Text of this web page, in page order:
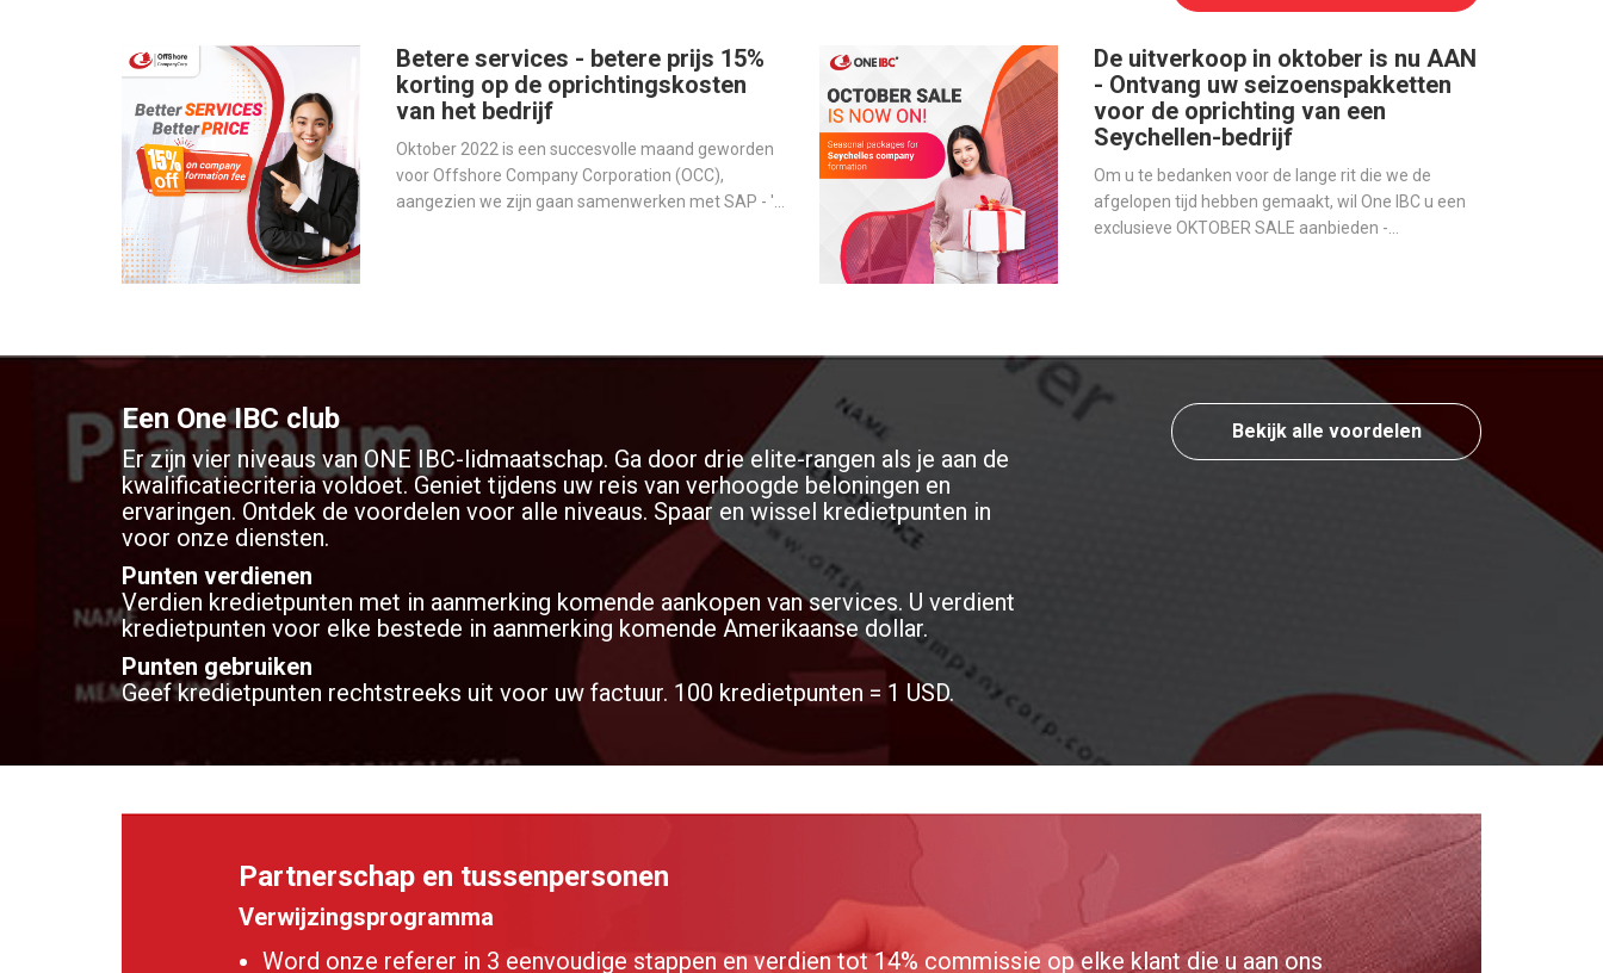
Betere services - betere prijs 15%
korting op de oprichtingskosten
van het bedrijf
Oktober 2022 is een succesvolle maand geworden
voor Offshore Company Corporation (OCC),
aangezien we zijn gaan samenwerken met SAP - 's
De uitverkoop in oktober is nu AAN
- Ontvang uw seizoenspakketten
voor de oprichting van een
Seychellen-bedrijf
Om u te bedanken voor de lange rit die we de
afgelopen tijd hebben gemaakt, wil One IBC u een
exclusieve OKTOBER SALE aanbieden -
Een One IBC club
Er zijn vier niveaus van ONE IBC-lidmaatschap. Ga door drie elite-rangen als je aan de
kwalificatiecriteria voldoet. Geniet tijdens uw reis van verhoogde beloningen en
ervaringen. Ontdek de voordelen voor alle niveaus. Spaar en wissel kredietpunten in
voor onze diensten.
Punten verdienen
Verdien kredietpunten met in aanmerking komende aankopen van services. U verdient
kredietpunten voor elke bestede in aanmerking komende Amerikaanse dollar.
Punten gebruiken
Geef kredietpunten rechtstreeks uit voor uw factuur. 100 kredietpunten = 1 USD.
Bekijk alle voordelen
Partnerschap en tussenpersonen
Verwijzingsprogramma
Word onze referer in 3 eenvoudige stappen en verdien tot 14% commissie op elke klant die u aan ons